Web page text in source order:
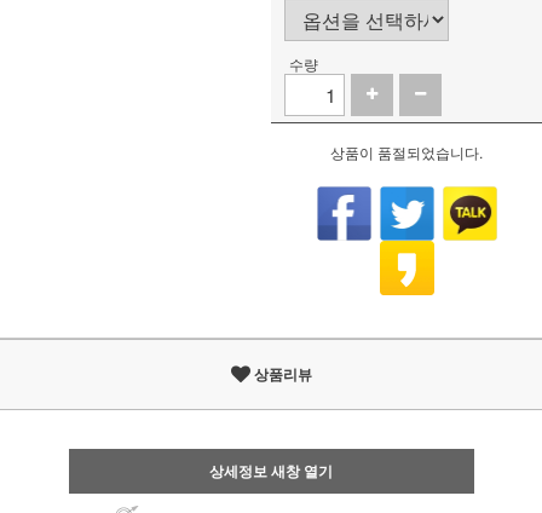
수량
상품이 품절되었습니다.
상품리뷰
상세정보 새창 열기